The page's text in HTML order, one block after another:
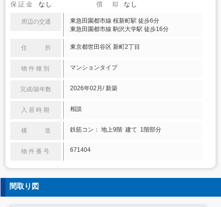
保証金
なし 償 却 なし
周辺の交通
東急田園都市線 桜新町駅 徒歩6分
東急田園都市線 駒沢大学駅 徒歩16分
住 所 東京都世田谷区 新町2丁目
物件種別 マンションタイプ
完成/築年数 2026年02月/ 新築
入居時期 相談
構 造 鉄筋コン： 地上9階 建て 1階部分
物件番号 671404
間取り図